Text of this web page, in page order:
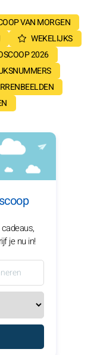
VAN MORGEN
WEKELIJKS
2026
je nu in!